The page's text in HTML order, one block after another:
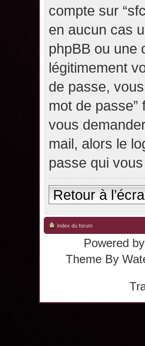
compte sur
en aucun cas
phpBB ou une
légitimement
de passe,
mot de
vous
mail, alors le
passe qui
Retour à
Index du forum
Powered by
Theme By